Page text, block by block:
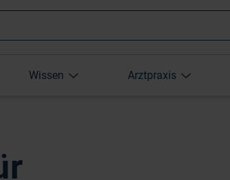
Wissen Arztpraxis
Wonach